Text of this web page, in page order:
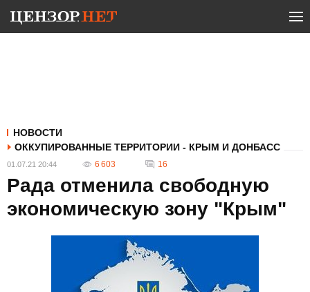
НОВОСТИ
ОККУПИРОВАННЫЕ ТЕРРИТОРИИ - КРЫМ И ДОНБАСС
01.07.21 20:44 6 603 16
Рада отменила свободную
экономическую зону "Крым"